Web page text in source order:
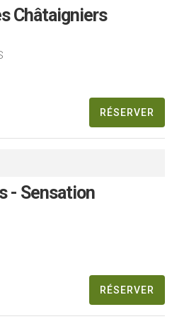
Châtaigniers
RÉSERVER
- Sensation
RÉSERVER